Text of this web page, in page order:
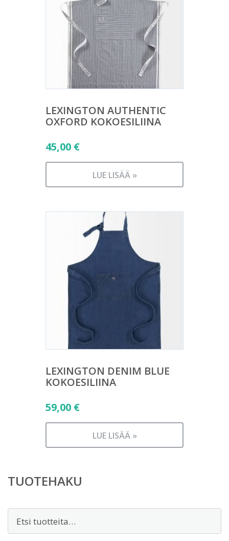
LEXINGTON AUTHENTIC
OXFORD KOKOESILIINA
45,00 €
LUE LISÄÄ »
LEXINGTON DENIM BLUE
KOKOESILIINA
59,00 €
LUE LISÄÄ »
TUOTEHAKU